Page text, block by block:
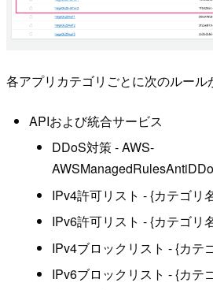
各アプリカテゴリごとに次のルール
APIおよび統合サービス
DDoS対策 - AWS-
IPv4許可リスト - {カテゴリ
IPv6許可リスト - {カテゴリ
IPv4ブロックリスト - {カテ
IPv6ブロックリスト - {カテ